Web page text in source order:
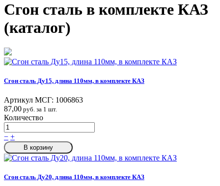
Сгон сталь в комплекте КАЗ
(каталог)
Сгон сталь Ду15, длина 110мм, в комплекте КАЗ
Артикул МСГ: 1006863
87,00 руб. за 1 шт.
Количество
− +
В корзину
Сгон сталь Ду20, длина 110мм, в комплекте КАЗ